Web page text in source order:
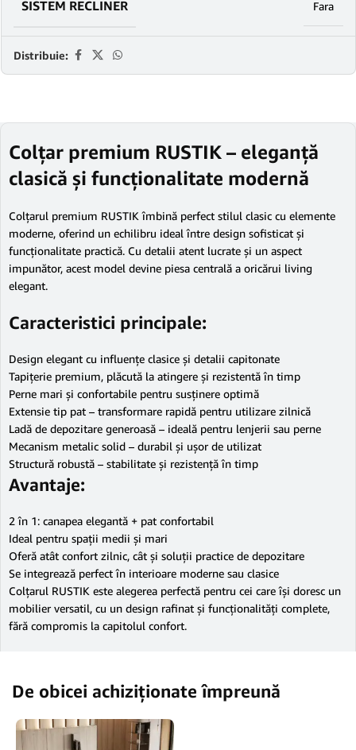
SISTEM RECLINER Fara
Distribuie:
Colțar premium RUSTIK – eleganță
clasică și funcționalitate modernă
Colțarul premium RUSTIK îmbină perfect stilul clasic cu elemente
moderne, oferind un echilibru ideal între design sofisticat și
funcționalitate practică. Cu detalii atent lucrate și un aspect
impunător, acest model devine piesa centrală a oricărui living
elegant.
Caracteristici principale:
Design elegant cu influențe clasice și detalii capitonate
Tapițerie premium, plăcută la atingere și rezistentă în timp
Perne mari și confortabile pentru susținere optimă
Extensie tip pat – transformare rapidă pentru utilizare zilnică
Ladă de depozitare generoasă – ideală pentru lenjerii sau perne
Mecanism metalic solid – durabil și ușor de utilizat
Structură robustă – stabilitate și rezistență în timp
Avantaje:
2 în 1: canapea elegantă + pat confortabil
Ideal pentru spații medii și mari
Oferă atât confort zilnic, cât și soluții practice de depozitare
Se integrează perfect în interioare moderne sau clasice
Colțarul RUSTIK este alegerea perfectă pentru cei care își doresc un
mobilier versatil, cu un design rafinat și funcționalități complete,
fără compromis la capitolul confort.
De obicei achiziționate împreună